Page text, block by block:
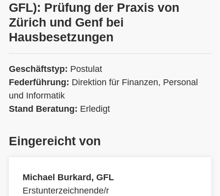
GFL): Prüfung der Praxis von
Zürich und Genf bei
Hausbesetzungen
Geschäftstyp: Postulat
Federführung: Direktion für Finanzen, Personal
und Informatik
Stand Beratung: Erledigt
Eingereicht von
Michael Burkard, GFL
Erstunterzeichnende/r